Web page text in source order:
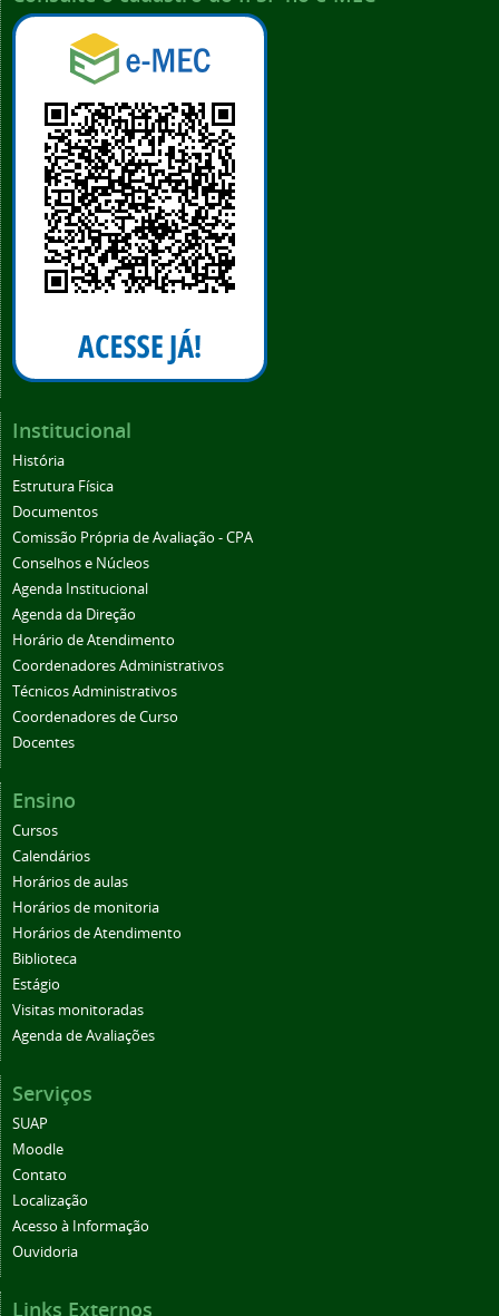
Institucional
História
Estrutura Física
Documentos
Comissão Própria de Avaliação - CPA
Conselhos e Núcleos
Agenda Institucional
Agenda da Direção
Horário de Atendimento
Coordenadores Administrativos
Técnicos Administrativos
Coordenadores de Curso
Docentes
Ensino
Cursos
Calendários
Horários de aulas
Horários de monitoria
Horários de Atendimento
Biblioteca
Estágio
Visitas monitoradas
Agenda de Avaliações
Serviços
SUAP
Moodle
Contato
Localização
Acesso à Informação
Ouvidoria
Links Externos